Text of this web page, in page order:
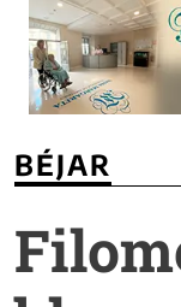
BÉJAR